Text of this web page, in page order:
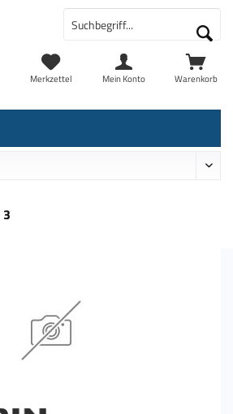
Warenkorb
Merkzettel Mein Konto
3